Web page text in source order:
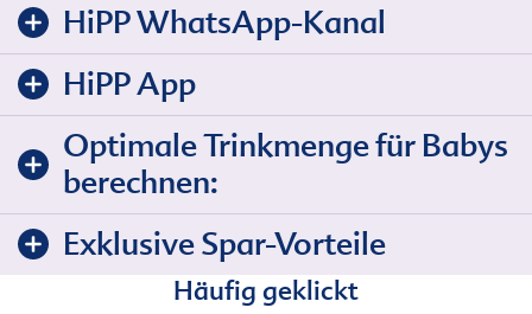
HiPP WhatsApp-Kanal
HiPP App
Optimale Trinkmenge für Babys
berechnen:
Exklusive Spar-Vorteile
Häufig geklickt